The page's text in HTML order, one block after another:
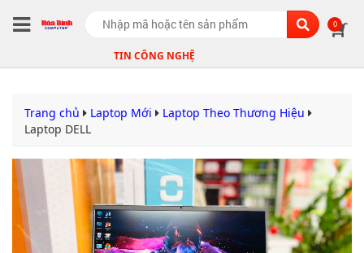
0
Search
TIN CÔNG NGHỆ
Trang chủ Laptop Mới
Laptop Theo Thương Hiệu
Laptop DELL